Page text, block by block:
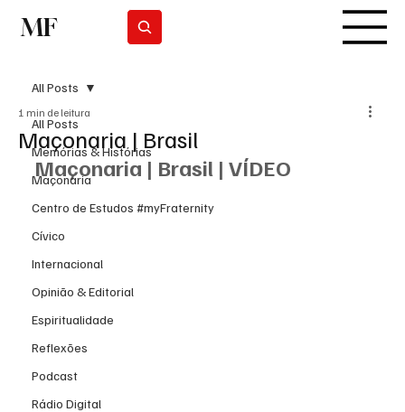
MF
All Posts
Memórias & Histórias
Maçonaria
Centro de Estudos #myFraternity
Cívico
Internacional
Opinião & Editorial
Espiritualidade
Reflexões
Podcast
Rádio Digital
All Posts
Maçonaria | Brasil
1 min de leitura
Maçonaria | Brasil | VÍDEO